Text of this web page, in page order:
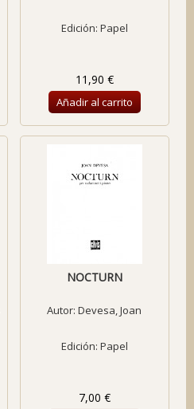
Edición: Papel
11,90 €
Añadir al carrito
NOCTURN
Autor:Devesa, Joan
Edición: Papel
7,00 €